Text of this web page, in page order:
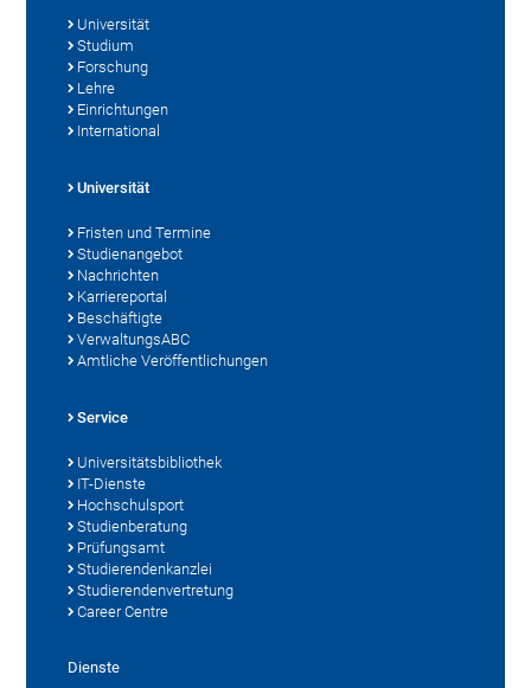
Universität
Studium
Forschung
Lehre
Einrichtungen
International
Universität
Fristen und Termine
Studienangebot
Nachrichten
Karriereportal
Beschäftigte
VerwaltungsABC
Amtliche Veröffentlichungen
Service
Universitätsbibliothek
IT-Dienste
Hochschulsport
Studienberatung
Prüfungsamt
Studierendenkanzlei
Studierendenvertretung
Career Centre
Dienste